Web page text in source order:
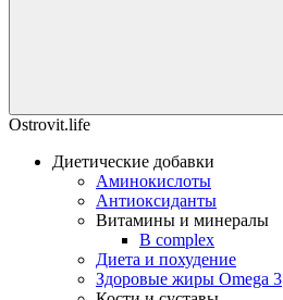
Ostrovit.life
Диетические добавки
Аминокислоты
Антиоксиданты
Витамины и минералы
B complex
Диета и похудение
Здоровые жиры Omega 3